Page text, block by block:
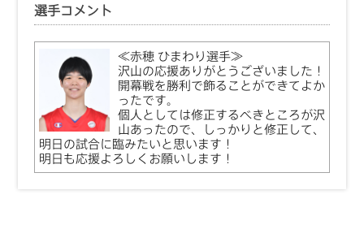
選手コメント
≪赤穂 ひまわり選手≫
沢山の応援ありがとうございました！
開幕戦を勝利で飾ることができてよか
ったです。
個人としては修正するべきところが沢
山あったので、しっかりと修正して、
明日の試合に臨みたいと思います！
明日も応援よろしくお願いします！